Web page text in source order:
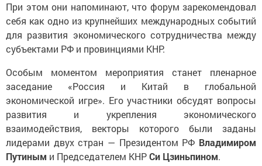
При этом они напоминают, что форум зарекомендовал
себя как одно из крупнейших международных событий
для развития экономического сотрудничества между
субъектами РФ и провинциями КНР.
Особым моментом мероприятия станет пленарное
заседание «Россия и Китай в глобальной
экономической игре». Его участники обсудят вопросы
развития и укрепления экономического
взаимодействия, векторы которого были заданы
лидерами двух стран — Президентом РФ Владимиром
Путиным и Председателем КНРСи Цзиньпином.